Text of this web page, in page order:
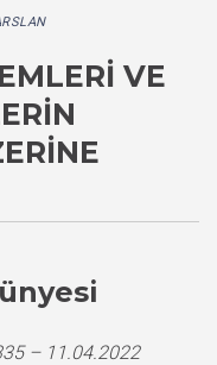
VE
– 11.04.2022